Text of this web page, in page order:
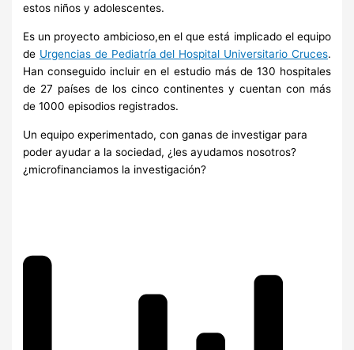
estos niños y adolescentes.
Es un proyecto ambicioso,en el que está implicado el equipo
de Urgencias de Pediatría del Hospital Universitario Cruces.
Han conseguido incluir en el estudio más de 130 hospitales
de 27 países de los cinco continentes y cuentan con más
de 1000 episodios registrados.
Un equipo experimentado, con ganas de investigar para
poder ayudar a la sociedad, ¿les ayudamos nosotros?
¿microfinanciamos la investigación?